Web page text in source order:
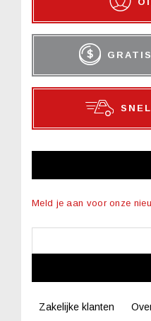
Meld je aan voor onze
Zakelijke klanten